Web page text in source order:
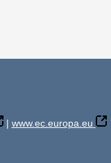
| www.ec.europa.eu